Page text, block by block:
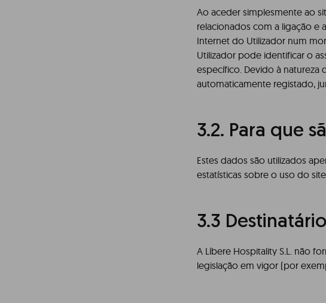
Ao aceder simplesmente ao
relacionados com a ligação e
Internet do Utilizador num
Utilizador pode identificar o
específico. Devido à natureza
automaticamente registado,
3.2. Para que
Estes dados são utilizados
estatísticas sobre o uso do
3.3
A Líbere Hospitality S.L. não
legislação em vigor (por